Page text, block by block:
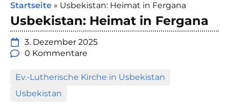
Startseite » Usbekistan: Heimat in Fergana
Usbekistan: Heimat in Fergana
3. Dezember 2025
0 Kommentare
Ev.-Lutherische Kirche in Usbekistan
Usbekistan